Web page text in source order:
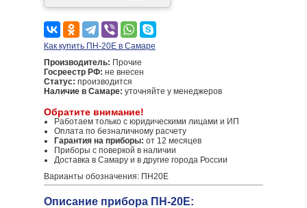
Как купить ПН-20Е в Самаре
Производитель: Прочие
Госреестр РФ: не внесен
Статус: производится
Наличие в Самаре: уточняйте у менеджеров
Обратите внимание!
Работаем только с юридическими лицами и ИП
Оплата по безналичному расчету
Гарантия на приборы: от 12 месяцев
Приборы с поверкой в наличии
Доставка в Самару и в другие города России
Варианты обозначения: ПН20Е
Описание прибора ПН-20Е: